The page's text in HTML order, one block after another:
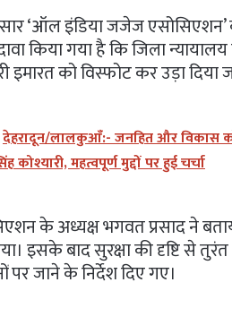
‘ऑल इंडिया जजेज
किया गया है कि जिला
को विस्फोट कर उड़ा दिया
देहरादून/लालकुआँ:- जनहित और विकास
कोश्यारी, महत्वपूर्ण मुद्दों पर हुई चर्चा
के अध्यक्ष भगवत प्रसाद ने
इसके बाद सुरक्षा की दृष्टि से
पर जाने के निर्देश दिए गए।